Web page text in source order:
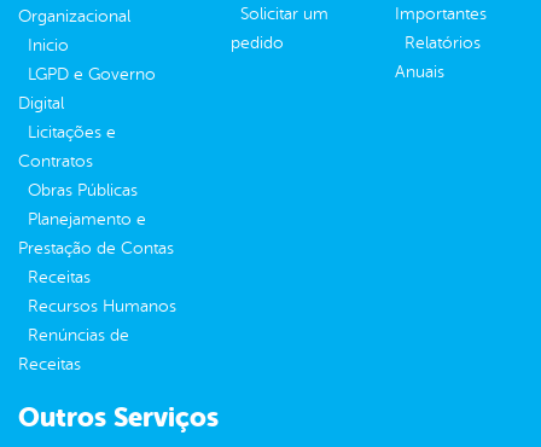
Organizacional
Inicio
LGPD e Governo
Digital
Licitações e
Contratos
Obras Públicas
Planejamento e
Prestação de Contas
Receitas
Recursos Humanos
Renúncias de
Receitas
Solicitar um
pedido
Importantes
Relatórios
Anuais
Outros Serviços